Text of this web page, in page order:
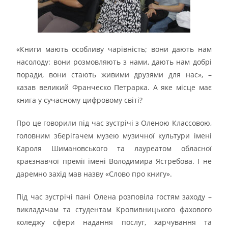
«Книги мають особливу чарівність; вони дають нам
насолоду: вони розмовляють з нами, дають нам добрі
поради, вони стають живими друзями для нас», –
казав великий Франческо Петрарка. А яке місце має
книга у сучасному цифровому світі?
Про це говорили під час зустрічі з Оленою Классовою,
головним зберігачем музею музичної культури імені
Кароля Шимановського та лауреатом обласної
краєзнавчої премії імені Володимира Ястребова. І не
даремно захід мав назву «Слово про книгу».
Під час зустрічі пані Олена розповіла гостям заходу –
викладачам та студентам Кропивницького фахового
коледжу сфери надання послуг, харчування та